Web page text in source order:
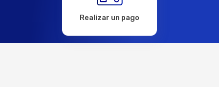
Realizar un pago